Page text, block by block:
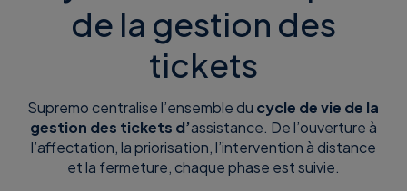
de la gestion des
tickets
Supremo centralise l’ensemble du cycle de vie de la
gestion des tickets d’assistance. De l’ouverture à
l’affectation, la priorisation, l’intervention à distance
et la fermeture, chaque phase est suivie.